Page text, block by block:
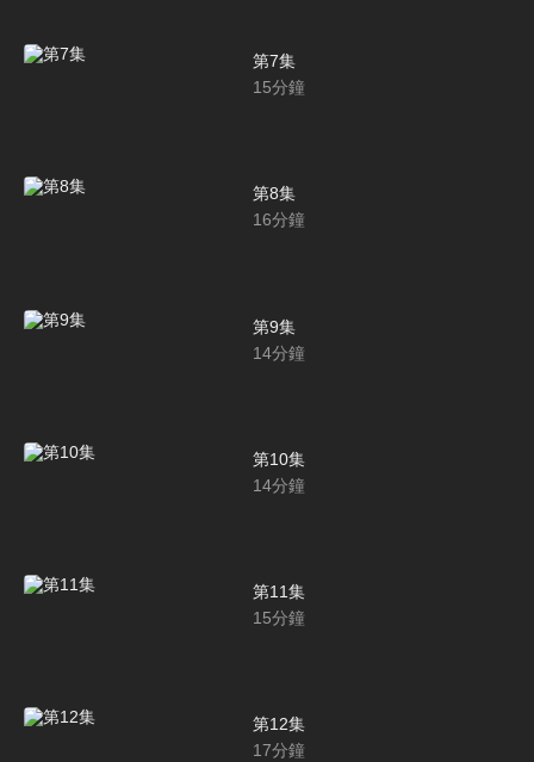
第7集
15分鐘
第8集
16分鐘
第9集
14分鐘
第10集
14分鐘
第11集
15分鐘
第12集
17分鐘